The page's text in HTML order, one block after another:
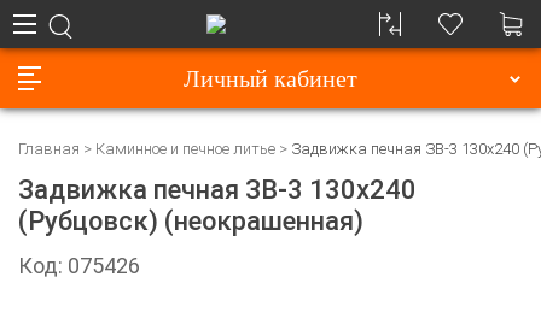
Личный кабинет
Главная Каминное и печное литье Задвижка печная ЗВ-3 130х240
Задвижка печная ЗВ-3 130х240
(Рубцовск) (неокрашенная)
Код: 075426